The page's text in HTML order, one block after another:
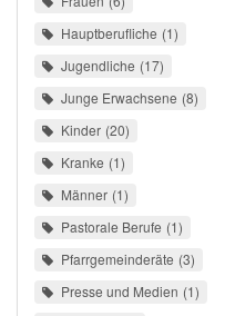
Hauptberufliche 1
Jugendliche 17
Junge Erwachsene 8
Kinder 20
Kranke 1
Männer 1
Pastorale Berufe 1
Pfarrgemeinderäte 3
Presse und Medien 1